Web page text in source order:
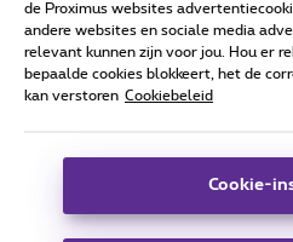
Alle rechten voorbehouden. ©
Algemene voorwaarden,
Deze website is gecreëerd en
Koning Albert II-laan 27 - B-1030
de Proximus websites
andere websites en sociale media
relevant kunnen zijn voor jou. Hou er
bepaalde cookies blokkeert, het de
kan verstoren Cookiebeleid
Cookie-